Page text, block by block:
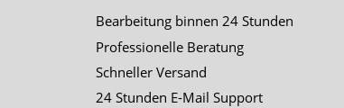
Bearbeitung binnen 24 Stunden
Professionelle Beratung
Schneller Versand
24 Stunden E-Mail Support